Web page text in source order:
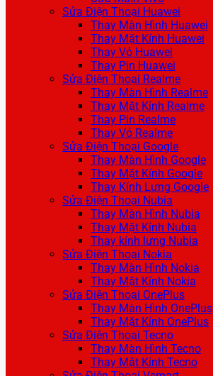
Sửa Điện Thoại Huawei
Thay Màn Hình Huawei
Thay Mặt Kính Huawei
Thay Vỏ Huawei
Thay Pin Huawei
Sửa Điện Thoại Realme
Thay Màn Hình Realme
Thay Mặt Kính Realme
Thay Pin Realme
Thay Vỏ Realme
Sửa Điện Thoại Google
Thay Màn Hình Google
Thay Mặt Kính Google
Thay Kính Lưng Google
Sửa Điện Thoại Nubia
Thay Màn Hình Nubia
Thay Mặt Kính Nubia
Thay kính lưng Nubia
Sửa Điện Thoại Nokia
Thay Màn Hình Nokia
Thay Mặt Kính Nokia
Sửa Điện Thoại OnePlus
Thay Màn Hình OnePlus
Thay Mặt Kính OnePlus
Sửa Điện Thoại Tecno
Thay Màn Hình Tecno
Thay Mặt Kính Tecno